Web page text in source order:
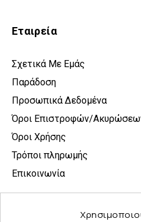
Εταιρεία
Σχετικά Με Εμάς
Παράδοση
Προσωπικά Δεδομένα
Όροι Επιστροφών/
Όροι Χρήσης
Τρόποι πληρωμής
Επικοινωνία